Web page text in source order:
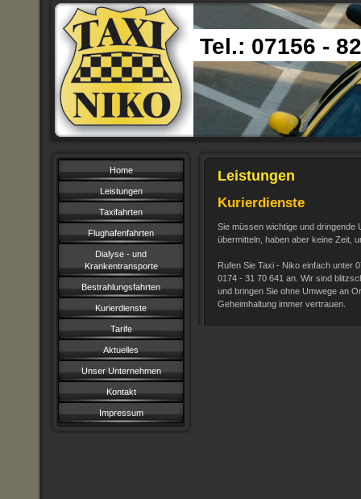
Tel.: 07156 -
Home
Leistungen
Taxifahrten
Flughafenfahrten
Dialyse - und
Krankentransporte
Bestrahlungsfahrten
Kurierdienste
Tarife
Aktuelles
Unser Unternehmen
Kontakt
Impressum
Leistungen
Kurierdienste
Sie müssen wichtige und dringende
übermitteln, haben aber keine Zeit,
Rufen Sie Taxi - Niko einfach unter
0174 - 31 70 641 an. Wir sind
und bringen Sie ohne Umwege an
Geheimhaltung immer vertrauen.